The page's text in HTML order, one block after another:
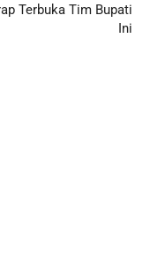
Terbuka Tim Bupati
Ini